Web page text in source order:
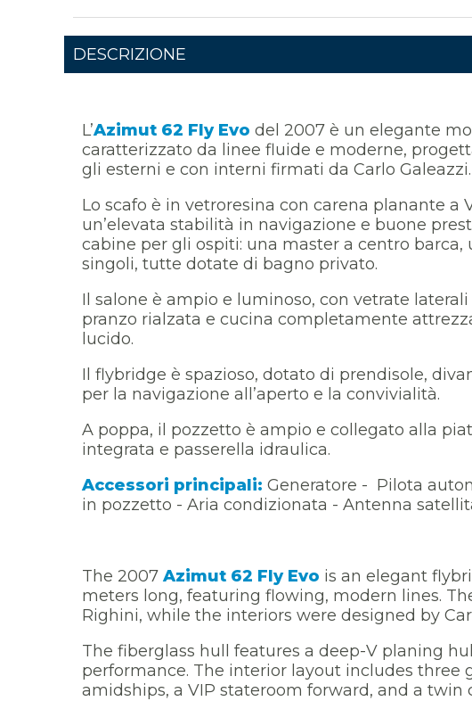
DESCRIZIONE
L’Azimut 62 Fly Evo del 2007 è un elegante
caratterizzato da linee fluide e moderne,
gli esterni e con interni firmati da Carlo Galeazzi.
Lo scafo è in vetroresina con carena planante
un’elevata stabilità in navigazione e buone
cabine per gli ospiti: una master a centro
singoli, tutte dotate di bagno privato.
Il salone è ampio e luminoso, con vetrate
pranzo rialzata e cucina completamente
lucido.
Il flybridge è spazioso, dotato di prendisole,
per la navigazione all’aperto e la convivialità.
A poppa, il pozzetto è ampio e collegato alla
integrata e passerella idraulica.
Accessori principali: Generatore - Pilota
in pozzetto - Aria condizionata - Antenna
The 2007 Azimut 62 Fly Evo is an elegant
meters long, featuring flowing, modern lines.
Righini, while the interiors were designed by
The fiberglass hull features a deep-V planing
performance. The interior layout includes three
amidships, a VIP stateroom forward, and a